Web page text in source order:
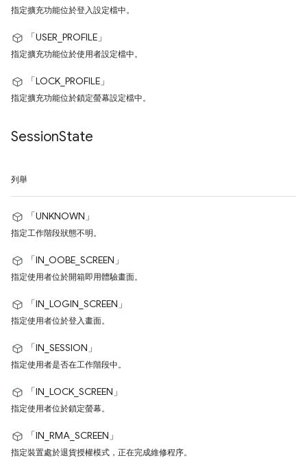
指定擴充功能位於登入設定檔中。
「USER_PROFILE」
指定擴充功能位於使用者設定檔中。
「LOCK_PROFILE」
指定擴充功能位於鎖定螢幕設定檔中。
SessionState
列舉
「UNKNOWN」
指定工作階段狀態不明。
「IN_OOBE_SCREEN」
指定使用者位於開箱即用體驗畫面。
「IN_LOGIN_SCREEN」
指定使用者位於登入畫面。
「IN_SESSION」
指定使用者是否在工作階段中。
「IN_LOCK_SCREEN」
指定使用者位於鎖定螢幕。
「IN_RMA_SCREEN」
指定裝置處於退貨授權模式，正在完成維修程序。